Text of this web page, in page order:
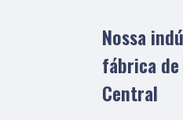
Nossa
fábrica
Central